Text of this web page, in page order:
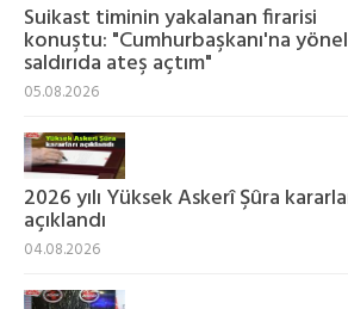
Suikast timinin yakalanan firarisi
konuştu: "Cumhurbaşkanı'na
saldırıda ateş açtım"
05.08.2026
2026 yılı Yüksek Askerî Şûra
açıklandı
04.08.2026